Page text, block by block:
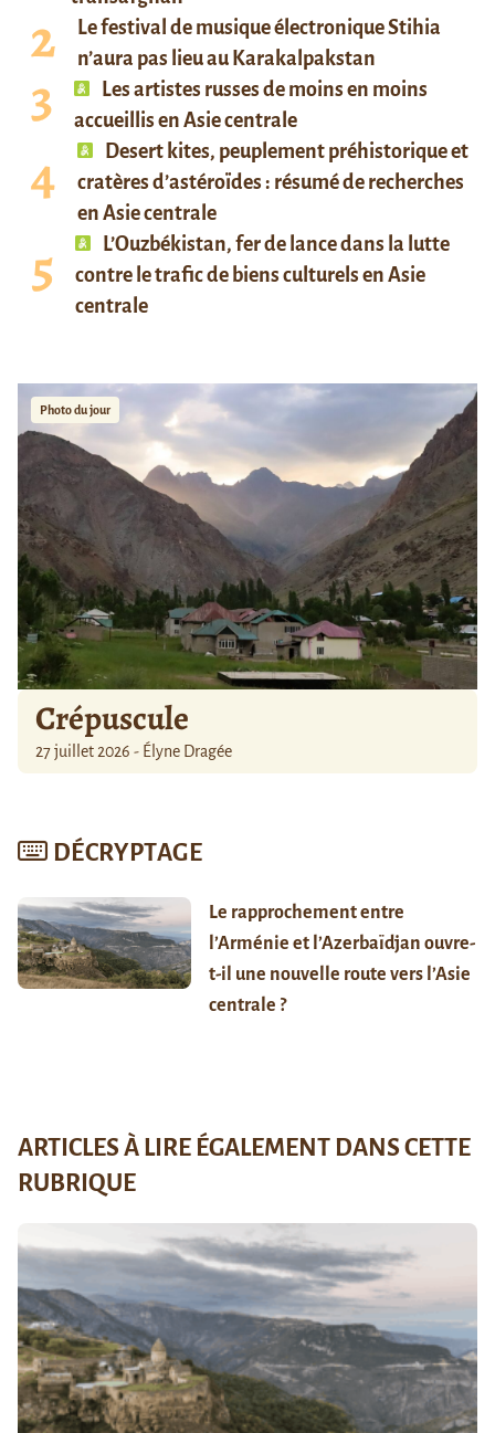
Le festival de musique électronique Stihia
n’aura pas lieu au Karakalpakstan
Les artistes russes de moins en moins
accueillis en Asie centrale
Desert kites, peuplement préhistorique et
cratères d’astéroïdes : résumé de recherches
en Asie centrale
L’Ouzbékistan, fer de lance dans la lutte
contre le trafic de biens culturels en Asie
centrale
Photo du jour
Crépuscule
27 juillet 2026 - Élyne Dragée
DÉCRYPTAGE
Le rapprochement entre
l’Arménie et l’Azerbaïdjan ouvre-
t-il une nouvelle route vers l’Asie
centrale ?
ARTICLES À LIRE ÉGALEMENT DANS CETTE
RUBRIQUE